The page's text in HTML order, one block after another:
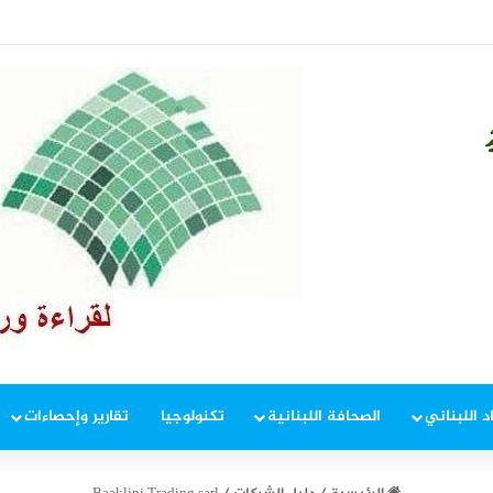
اللبناني الصحافة اللبنانية تكنولوجيا تقارير وإحصاءات